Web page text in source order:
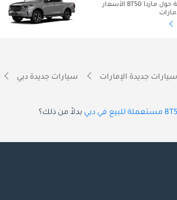
احصل على معلومات مفصلة حول مازدا BT50 الأسعار
سيارات جديدة الإمارات سيارات جديدة دبي
بدلاً من ذلك؟